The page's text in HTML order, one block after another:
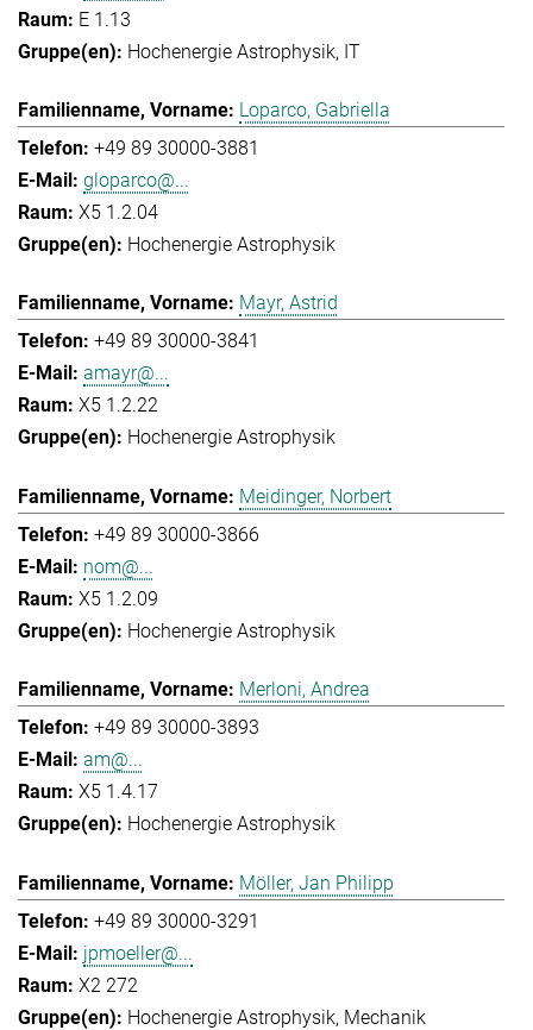
E 1.13
Hochenergie Astrophysik IT
Loparco, Gabriella
+49 89 30000-3881
gloparco@...
X5 1.2.04
Hochenergie Astrophysik
Mayr, Astrid
+49 89 30000-3841
amayr@...
X5 1.2.22
Hochenergie Astrophysik
Meidinger, Norbert
+49 89 30000-3866
nom@...
X5 1.2.09
Hochenergie Astrophysik
Merloni, Andrea
+49 89 30000-3893
am@...
X5 1.4.17
Hochenergie Astrophysik
Möller, Jan Philipp
+49 89 30000-3291
jpmoeller@...
X2 272
Hochenergie Astrophysik Mechanik